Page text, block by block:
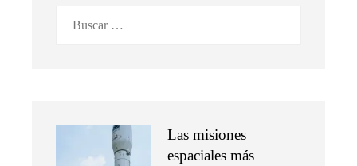
Las misiones
espaciales más